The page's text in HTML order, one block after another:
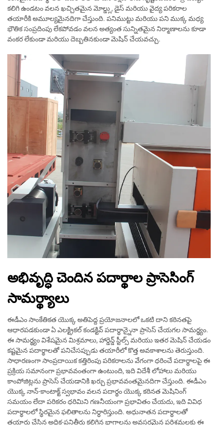
కలిగి ఉండటం వలన ఖచ్చితమైన మోల్డ్లు, డైస్ మరియు వైద్య పరికరాల
తయారీకి అమూల్యమైనదిగా చేస్తుంది. పనిముట్టు మరియు పని ముక్క మధ్య
భౌతిక సంప్రదింపు లేకపోవడం వలన అత్యంత సున్నితమైన నిర్మాణాలను కూడా
వంకర లేకుండా మరియు దెబ్బతినకుండా మెషిన్ చేయవచ్చు.
అభివృద్ధి చెందిన పదార్థాల ప్రాసెసింగ్
సామర్థ్యాలు
ఈడీఎం సాంకేతికత యొక్క అతిపెద్ద ప్రయోజనాలలో ఒకటి దాని కఠినతపై
ఆధారపడకుండా ఏ ఎలక్ట్రికల్ కండక్టివ్ పదార్థాన్నైనా ప్రాసెస్ చేయగల సామర్థ్యం.
ఈ సామర్థ్యం విశేషమైన మిశ్రమాలు, హార్డెన్డ్ స్టీల్స్ మరియు ఇతర మెషిన్ చేయడం
కష్టమైన పదార్థాలతో పనిచేసప్పుడు తయారీలో కొత్త అవకాశాలను తెరుస్తుంది.
సాధారణంగా సాంప్రదాయిక కత్తిరింపు పరికరాలను వేగంగా ధరించే పదార్థాలపై ఈ
ప్రక్రియ సమానంగా ప్రభావవంతంగా ఉంటుంది, ఇది విదేశీ లోహాలు మరియు
కాంపోజిట్లను ప్రాసెస్ చేయడానికి ఖర్చు ప్రభావవంతమైనదిగా చేస్తుంది. ఈడీఎం
యొక్క నాన్-కాంటాక్ట్ స్వభావం వలన పదార్థం యొక్క కఠినత మెషినింగ్
సమయం లేదా పరికరం ధరిమిని గణనీయంగా ప్రభావితం చేయదు, ఇది వివిధ
పదార్థాలలో స్థిరమైన ఫలితాలను నిర్ధారిస్తుంది. అధునాతన పదార్థాలతో
తయారు చేసిన అధిక-పనితీరు కలిగిన భాగాలను అవసరమైన పరిశ్రమలకు ఈ